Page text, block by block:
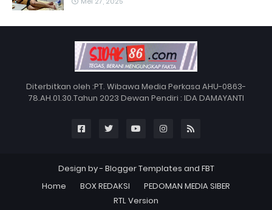
Diterbitkan oleh :PT. Wibawa Media Perkasa AHU-0863-
78.AH.01.30.Tahun 2023 Dewan Pendiri : IDA DAMAYANTI
Design by - Blogger Templates and FBT
Home
BOX REDAKSI
PEDOMAN MEDIA SIBER
RTL Version